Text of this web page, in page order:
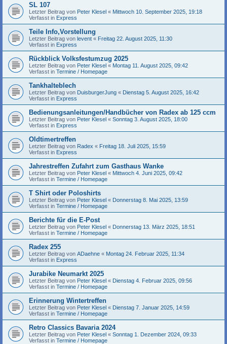
SL 107
Letzter Beitrag von Peter Klesel « Mittwoch 10. September 2025, 19:18
Verfasst in Express
Teile Info,Vorstellung
Letzter Beitrag von levent « Freitag 22. August 2025, 11:30
Verfasst in Express
Rückblick Volksfestumzug 2025
Letzter Beitrag von Peter Klesel « Montag 11. August 2025, 09:42
Verfasst in Termine / Homepage
Tankhalteblech
Letzter Beitrag von DuisburgerJung « Dienstag 5. August 2025, 16:42
Verfasst in Express
Bedienungsanleitungen/Handbücher von Radex ab 125 ccm
Letzter Beitrag von Peter Klesel « Sonntag 3. August 2025, 18:00
Verfasst in Express
Oldtimertreffen
Letzter Beitrag von Radex « Freitag 18. Juli 2025, 15:59
Verfasst in Express
Jahrestreffen Zufahrt zum Gasthaus Wanke
Letzter Beitrag von Peter Klesel « Mittwoch 4. Juni 2025, 09:42
Verfasst in Termine / Homepage
T Shirt oder Poloshirts
Letzter Beitrag von Peter Klesel « Donnerstag 8. Mai 2025, 13:59
Verfasst in Termine / Homepage
Berichte für die E-Post
Letzter Beitrag von Peter Klesel « Donnerstag 13. März 2025, 18:51
Verfasst in Termine / Homepage
Radex 255
Letzter Beitrag von ADaehne « Montag 24. Februar 2025, 11:34
Verfasst in Express
Jurabike Neumarkt 2025
Letzter Beitrag von Peter Klesel « Dienstag 4. Februar 2025, 09:56
Verfasst in Termine / Homepage
Erinnerung Wintertreffen
Letzter Beitrag von Peter Klesel « Dienstag 7. Januar 2025, 14:59
Verfasst in Termine / Homepage
Retro Classics Bavaria 2024
Letzter Beitrag von Peter Klesel « Sonntag 1. Dezember 2024, 09:33
Verfasst in Termine / Homepage